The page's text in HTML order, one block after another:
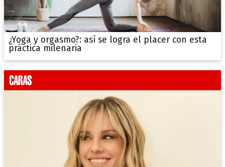
¿Yoga y orgasmo?: así se logra el placer con esta
práctica milenaria